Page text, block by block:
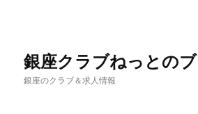
銀座クラブねっとの
銀座のクラブ＆求人情報